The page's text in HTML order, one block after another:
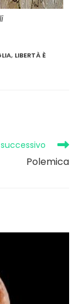
, LIBERTÀ È
Polemica